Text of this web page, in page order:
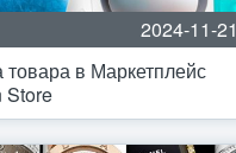
2024-11-21
товара в Маркетплейс
Store